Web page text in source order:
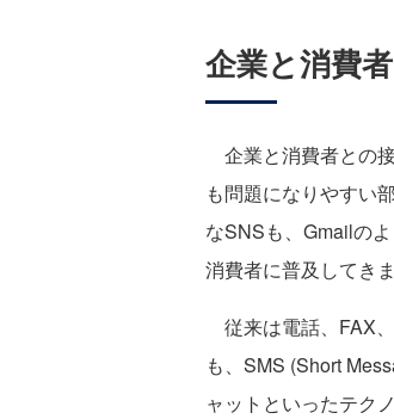
企業と消費
企業と消費者との
も問題になりやすい
なSNSも、Gmailの
消費者に普及してきま
従来は電話、FAX
も、SMS (Short
ャットといったテク